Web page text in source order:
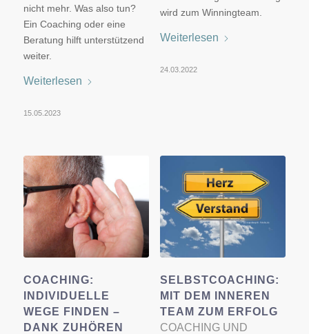
nicht mehr. Was also tun?
Ein Coaching oder eine
Beratung hilft unterstützend
weiter.
Weiterlesen
15.05.2023
wird zum Winningteam.
Weiterlesen
24.03.2022
COACHING:
INDIVIDUELLE
WEGE FINDEN –
DANK ZUHÖREN
SELBSTCOACHING:
MIT DEM INNEREN
TEAM ZUM ERFOLG
COACHING UND